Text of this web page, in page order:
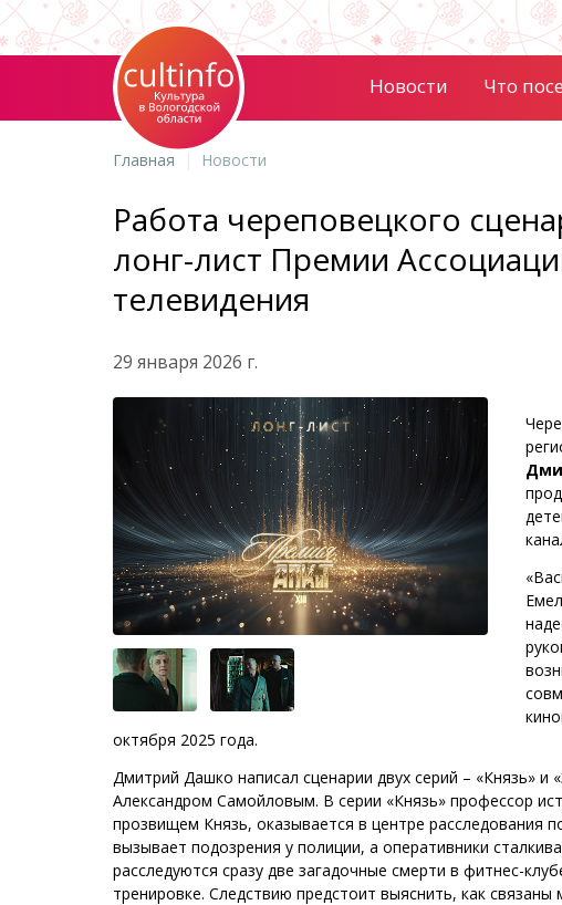
Новости Что
Главная Новости
Работа череповецкого
лонг-лист Премии
телевидения
29 января 2026 г.
октября 2025 года.
Дмитрий Дашко написал сценарии двух серий – «Князь» и
Александром Самойловым. В серии «Князь» профессор
прозвищем Князь, оказывается в центре расследования
вызывает подозрения у полиции, а оперативники
расследуются сразу две загадочные смерти в фитнес-
тренировке. Следствию предстоит выяснить, как